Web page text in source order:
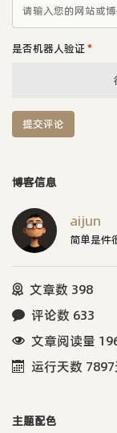
是否机器人验证 *
提交评论
博客信息
aijun
简单是件
文章数 398
评论数 633
文章阅读量
运行天数
主题配色